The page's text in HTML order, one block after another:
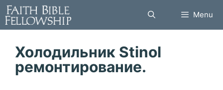
Skip
to
content
Menu
Холодильник Stinol
ремонтирование.